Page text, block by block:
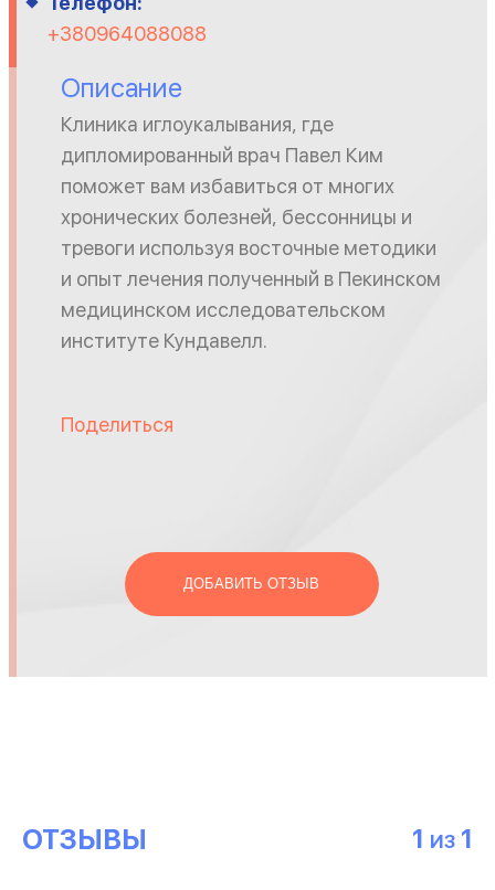
+380964088088
Описание
Клиника иглоукалывания, где
дипломированный врач Павел Ким
поможет вам избавиться от многих
хронических болезней, бессонницы и
тревоги используя восточные методики
и опыт лечения полученный в Пекинском
медицинском исследовательском
институте Кундавелл.
Поделиться
ДОБАВИТЬ ОТЗЫВ
ОТЗЫВЫ 1 ИЗ 1